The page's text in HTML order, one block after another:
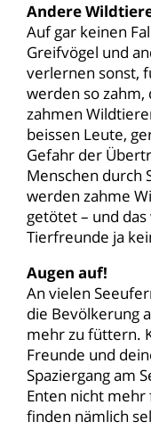
Andere
Auf gar keinen
Greifvögel und
verlernen sonst,
werden so
zahmen
beissen Leute,
Gefahr der
Menschen durch
werden zahme
getötet – und
Tierfreunde ja
Augen auf!
An vielen
die Bevölkerung
mehr zu füttern.
Freunde und
Spaziergang am
Enten nicht mehr
finden nämlich